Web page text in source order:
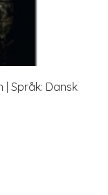
| Språk: Dansk